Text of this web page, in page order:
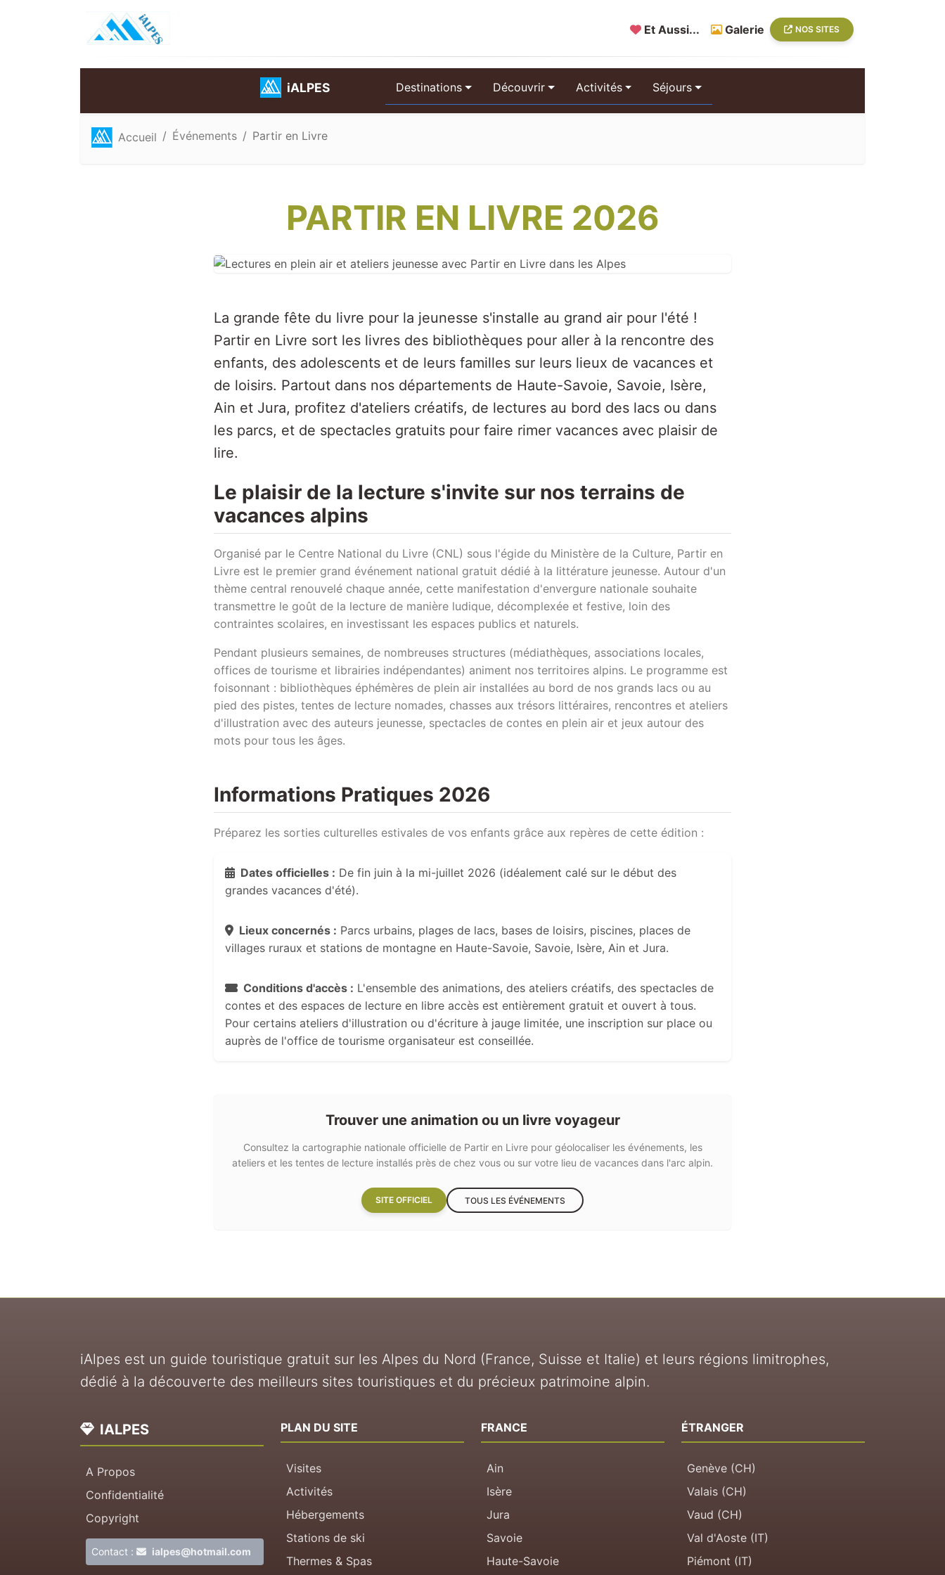
Et Aussi... Galerie NOS SITES
iALPES Destinations Découvrir Activités Séjours
Accueil Événements Partir en Livre
PARTIR EN LIVRE 2026
La grande fête du livre pour la jeunesse s'installe au grand air pour l'été !
Partir en Livre sort les livres des bibliothèques pour aller à la rencontre des
enfants, des adolescents et de leurs familles sur leurs lieux de vacances et
de loisirs. Partout dans nos départements de Haute-Savoie, Savoie, Isère,
Ain et Jura, profitez d'ateliers créatifs, de lectures au bord des lacs ou dans
les parcs, et de spectacles gratuits pour faire rimer vacances avec plaisir de
lire.
Le plaisir de la lecture s'invite sur nos terrains de
vacances alpins
Organisé par le Centre National du Livre (CNL) sous l'égide du Ministère de la Culture, Partir en
Livre est le premier grand événement national gratuit dédié à la littérature jeunesse. Autour d'un
thème central renouvelé chaque année, cette manifestation d'envergure nationale souhaite
transmettre le goût de la lecture de manière ludique, décomplexée et festive, loin des
contraintes scolaires, en investissant les espaces publics et naturels.
Pendant plusieurs semaines, de nombreuses structures (médiathèques, associations locales,
offices de tourisme et librairies indépendantes) animent nos territoires alpins. Le programme est
foisonnant : bibliothèques éphémères de plein air installées au bord de nos grands lacs ou au
pied des pistes, tentes de lecture nomades, chasses aux trésors littéraires, rencontres et ateliers
d'illustration avec des auteurs jeunesse, spectacles de contes en plein air et jeux autour des
mots pour tous les âges.
Informations Pratiques 2026
Préparez les sorties culturelles estivales de vos enfants grâce aux repères de cette édition :
Dates officielles : De fin juin à la mi-juillet 2026 (idéalement calé sur le début des
grandes vacances d'été).
Lieux concernés : Parcs urbains, plages de lacs, bases de loisirs, piscines, places de
villages ruraux et stations de montagne en Haute-Savoie, Savoie, Isère, Ain et Jura.
Conditions d'accès : L'ensemble des animations, des ateliers créatifs, des spectacles de
contes et des espaces de lecture en libre accès est entièrement gratuit et ouvert à tous.
Pour certains ateliers d'illustration ou d'écriture à jauge limitée, une inscription sur place ou
auprès de l'office de tourisme organisateur est conseillée.
Trouver une animation ou un livre voyageur
Consultez la cartographie nationale officielle de Partir en Livre pour géolocaliser les événements, les
ateliers et les tentes de lecture installés près de chez vous ou sur votre lieu de vacances dans l'arc alpin.
SITE OFFICIEL TOUS LES ÉVÉNEMENTS
iAlpes est un guide touristique gratuit sur les Alpes du Nord (France, Suisse et Italie) et leurs régions limitrophes,
dédié à la découverte des meilleurs sites touristiques et du précieux patrimoine alpin.
IALPES
A Propos
Confidentialité
Copyright
Contact : ialpes@hotmail.com
PLAN DU SITE
Visites
Activités
Hébergements
Stations de ski
Thermes & Spas
FRANCE
Ain
Isère
Jura
Savoie
Haute-Savoie
ÉTRANGER
Genève (CH)
Valais (CH)
Vaud (CH)
Val d'Aoste (IT)
Piémont (IT)